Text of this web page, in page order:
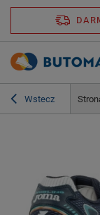
Wstecz